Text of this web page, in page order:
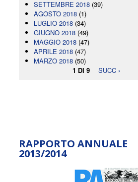
SETTEMBRE 2018 (39)
AGOSTO 2018 (1)
LUGLIO 2018 (34)
GIUGNO 2018 (49)
MAGGIO 2018 (47)
APRILE 2018 (47)
MARZO 2018 (50)
1 DI 9
SUCC ›
RAPPORTO ANNUALE
2013/2014